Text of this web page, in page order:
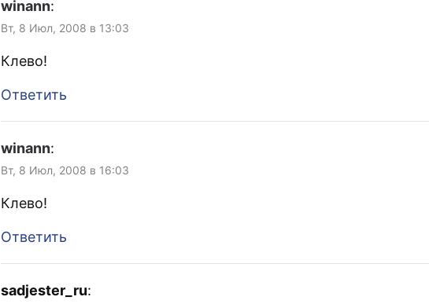
winann:
Вт, 8 Июл, 2008 в 13:03
Клево!
Ответить
winann:
Вт, 8 Июл, 2008 в 16:03
Клево!
Ответить
sadjester_ru: